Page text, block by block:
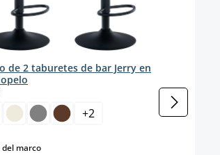
de 2 taburetes de bar Jerry en
select
+2
del marcoselect